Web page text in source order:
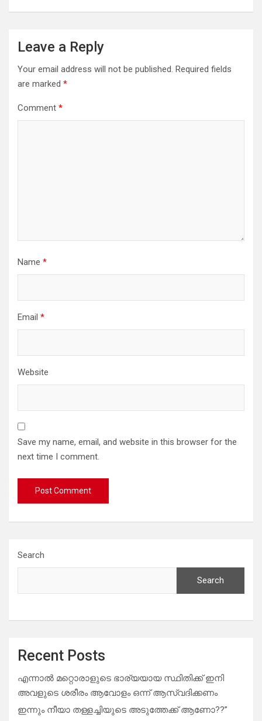
Leave a Reply
Your email address will not be published. Required fields
are marked *
Comment *
Name *
Email *
Website
Save my name, email, and website in this browser for the
next time I comment.
Search
Search
Recent Posts
എന്നാൽ മറ്റൊരാളുടെ ഭാര്യയായ സ്ഥിതിക്ക് ഇനി
അവളുടെ ശരീരം ആവോളം ഒന്ന് ആസ്വദിക്കണം
ഇന്നും നീയാ തള്ളച്ചിയുടെ അടുത്തേക്ക് ആണോ??”